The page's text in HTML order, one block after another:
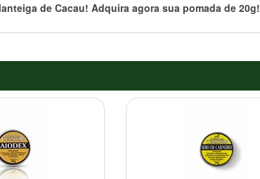
de Cacau! Adquira agora sua pomada de 20g!